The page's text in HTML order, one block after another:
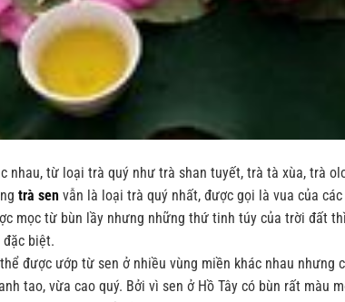
nhau, từ loại trà quý như trà shan tuyết, trà tà xùa, trà
trà sen vẫn là loại trà quý nhất, được gọi là vua của
mọc từ bùn lầy nhưng những thứ tinh túy của trời đất
đặc biệt.
được ướp từ sen ở nhiều vùng miền khác nhau nhưng
tao, vừa cao quý. Bởi vì sen ở Hồ Tây có bùn rất màu